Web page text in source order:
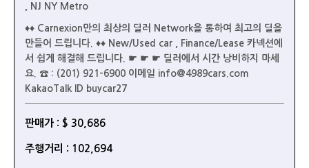
, NJ NY Metro
♦♦ Carnexion만의 최상의 딜러 Network을 통하여 최고의 딜을
만들어 드립니다. ♦♦ New/Used car , Finance/Lease 카넥션에
서 쉽게 해결해 드립니다. ☛ ☛ ☛ 딜러에서 시간 낭비하지 마세
요. ☎ : (201) 921-6900 이메일 info@4989cars.com
KakaoTalk ID buycar27
판매가 : $ 30,686
주행거리 : 102,694